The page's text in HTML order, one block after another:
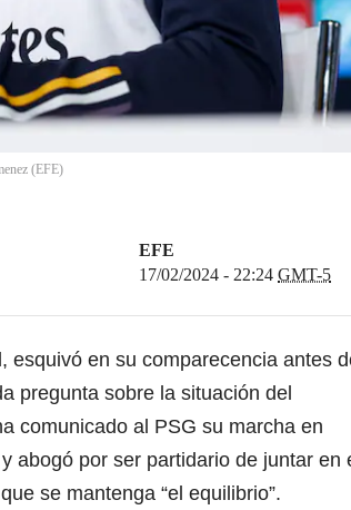
(EFE)
EFE
17/02/2024 - 22:24 GMT-5
esquivó en su comparecencia antes
pregunta sobre la situación del
comunicado al PSG su marcha en
abogó por ser partidario de juntar en
se mantenga “el equilibrio”.